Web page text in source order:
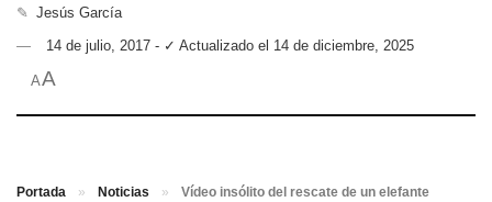
✎ Jesús García
14 de julio, 2017 - ✓ Actualizado el 14 de diciembre, 2025
AA
Portada » Noticias »
Vídeo insólito del rescate de un elefante